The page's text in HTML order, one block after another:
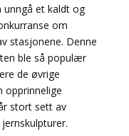
unngå et kaldt og
om
stasjonene. Denne
ble så populær
de øvrige
opprinnelige
stort sett av